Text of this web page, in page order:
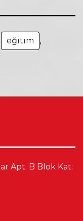
eğitim ,
Apt. B Blok Kat: